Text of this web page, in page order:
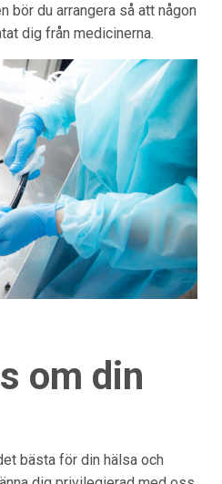
bör du arrangera så att någon
dig från medicinerna.
om din
bästa för din hälsa och